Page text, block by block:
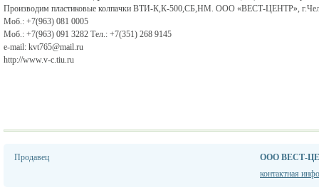
Производим пластиковые колпачки ВТИ-К,К-500,СБ,НМ. ООО «ВЕСТ-ЦЕНТР»,
Моб.: +7(963) 081 0005
Моб.: +7(963) 091 3282 Тел.: +7(351) 268 9145
e-mail: kvt765@mail.ru
http://www.v-c.tiu.ru
Продавец
ООО ВЕСТ-
контактная